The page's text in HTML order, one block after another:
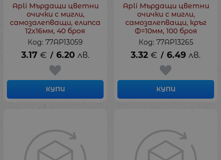
Apli Мърдащи цветни
очички с мигли,
самозалепващи, елипса
12x16мм, 40 броя
Код: 77AP13059
3.17 € / 6.20 лв.
КУПИ
Apli Мърдащи цветни
очички с мигли,
самозалепващи, кръг
Ф=10мм, 100 броя
Код: 77AP13265
3.32 € / 6.49 лв.
КУПИ